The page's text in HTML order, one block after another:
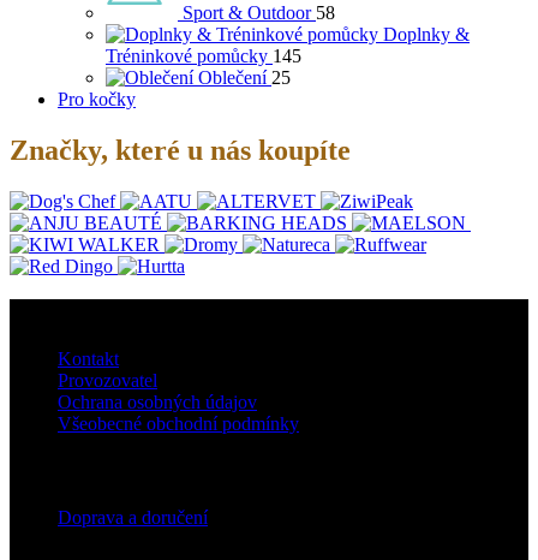
Sport & Outdoor 58
Doplnky &
Tréninkové pomůcky 145
Oblečení 25
Pro kočky
Značky, které u nás koupíte
Kontakt
Provozovatel
Ochrana osobných údajov
Všeobecné obchodní podmínky
Doprava a doručení